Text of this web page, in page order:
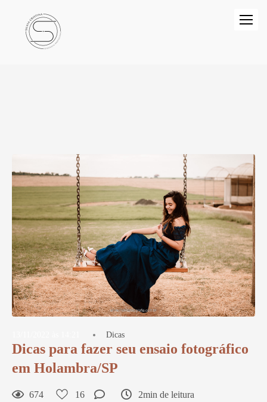
Dicas
Dicas para fazer seu ensaio fotográfico
em Holambra/SP
674 16 2min de leitura